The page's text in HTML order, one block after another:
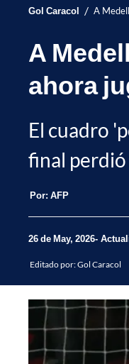
Gol Caracol / A
A
ahora
El cuadro
final perdió
Por: AFP
26 de May, 2026
Editado por:Gol Caracol